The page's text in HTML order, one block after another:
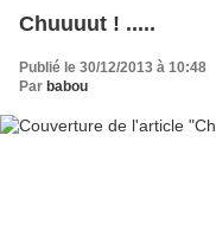
Chuuuut ! .....
Publié le 30/12/2013 à 10:48
Par babou